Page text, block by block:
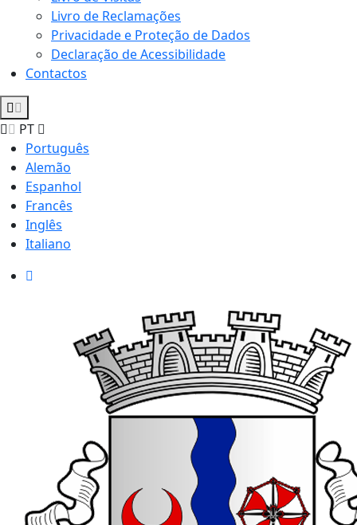
Livro de Reclamações
Privacidade e Proteção de Dados
Declaração de Acessibilidade
Contactos
PT
Português
Alemão
Espanhol
Francês
Inglês
Italiano